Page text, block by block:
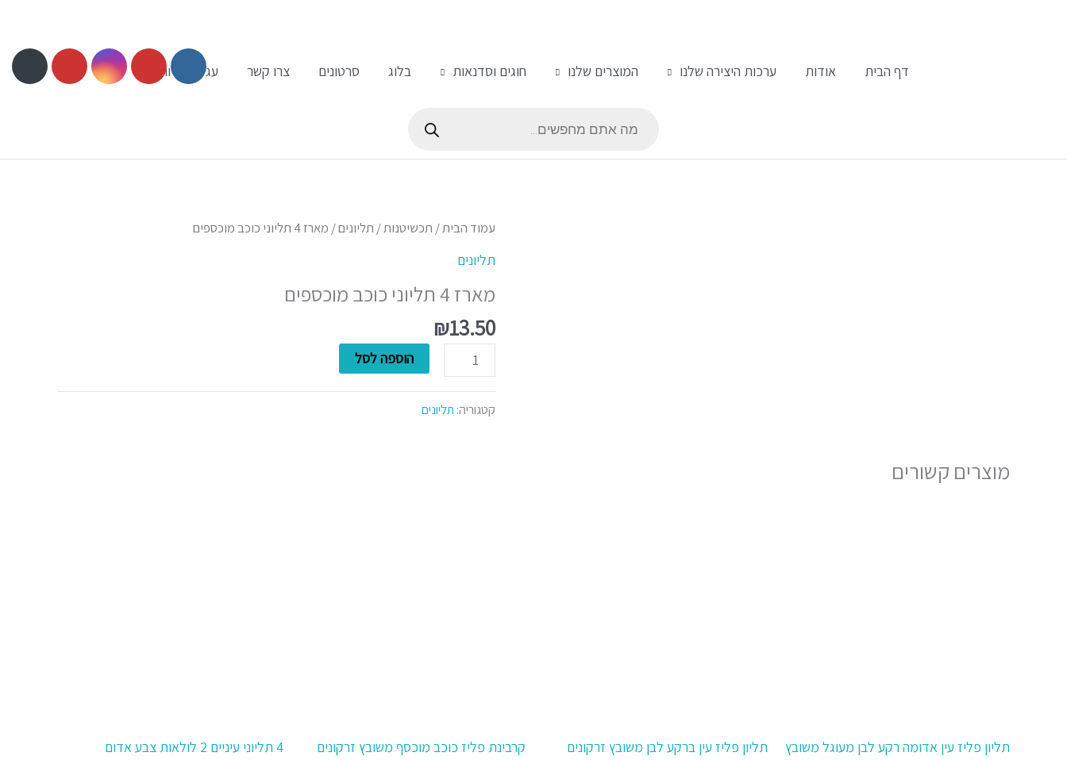
דף הבית אודות ערכות היצירה שלנו המוצרים שלנו חוגים וסדנאות בלוג סרטונים צרו קשר
עגלת קניות
עמוד הבית/ תכשיטנות/ תליונים/ מארז 4 תליוני כוכב מוכספים
תליונים
מארז 4 תליוני כוכב מוכספים
₪13.50
כמות
של
4
תליוני
כוכב
מוכספים
הוספה לסל
קטגוריה: תליונים
מוצרים קשורים
תליון פליז עין אדומה רקע לבן מעוגל משובץ
תליון פליז עין ברקע לבן משובץ זרקונים קרבינת פליז כוכב מוכסף משובץ זרקונים 4 תליוני עיניים 2 לולאות צבע אדום